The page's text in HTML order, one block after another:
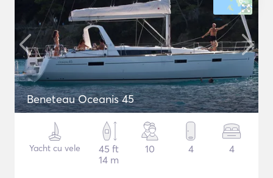
Beneteau Oceanis 45
Yacht cu vele
45 ft
14 m
10 4 4